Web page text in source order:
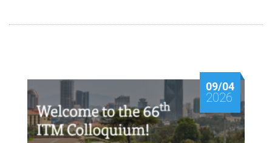
09/04
2026